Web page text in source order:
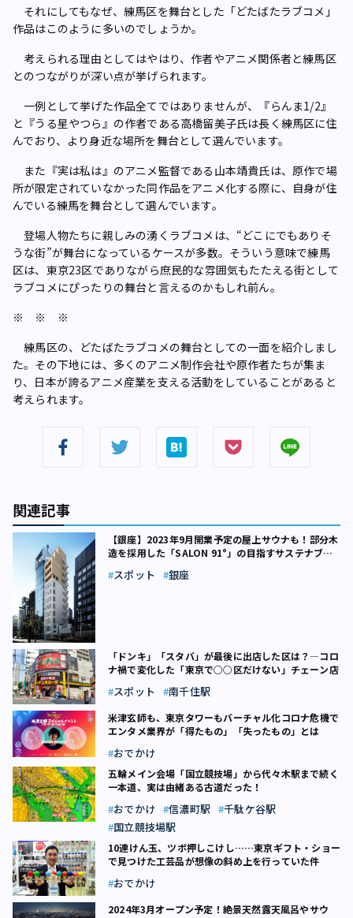
それにしてもなぜ、練馬区を舞台とした「どたばたラブコメ」
作品はこのように多いのでしょうか。
考えられる理由としてはやはり、作者やアニメ関係者と練馬区
とのつながりが深い点が挙げられます。
一例として挙げた作品全てではありませんが、『らんま1/2』
と『うる星やつら』の作者である高橋留美子氏は長く練馬区に住
んでおり、より身近な場所を舞台として選んでいます。
また『実は私は』のアニメ監督である山本靖貴氏は、原作で場
所が限定されていなかった同作品をアニメ化する際に、自身が住
んでいる練馬を舞台として選んでいます。
登場人物たちに親しみの湧くラブコメは、“どこにでもありそ
うな街”が舞台になっているケースが多数。そういう意味で練馬
区は、東京23区でありながら庶民的な雰囲気もたたえる街として
ラブコメにぴったりの舞台と言えるのかもしれ前ん。
※ ※ ※
練馬区の、どたばたラブコメの舞台としての一面を紹介しまし
た。その下地には、多くのアニメ制作会社や原作者たちが集ま
り、日本が誇るアニメ産業を支える活動をしていることがあると
考えられます。
関連記事
【銀座】2023年9月開業予定の屋上サウナも！部分木
造を採用した「SALON 91°」の目指すサステナブル
スポット 銀座
「ドンキ」「スタバ」が最後に出店した区は？―コロ
ナ禍で変化した「東京で○○区だけない」チェーン店
スポット 南千住駅
米津玄師も、東京タワーもバーチャル化――コロナ危機で
エンタメ業界が「得たもの」「失ったもの」とは
おでかけ
五輪メイン会場「国立競技場」から代々木駅まで続く
一本道、実は由緒ある古道だった！
おでかけ 信濃町駅
千駄ケ谷駅
国立競技場駅
10連けん玉、ツボ押しこけし……東京ギフト・ショー
で見つけた工芸品が想像の斜め上を行っていた件
おでかけ
2024年3月オープン予定！絶景天然露天風呂やサウ